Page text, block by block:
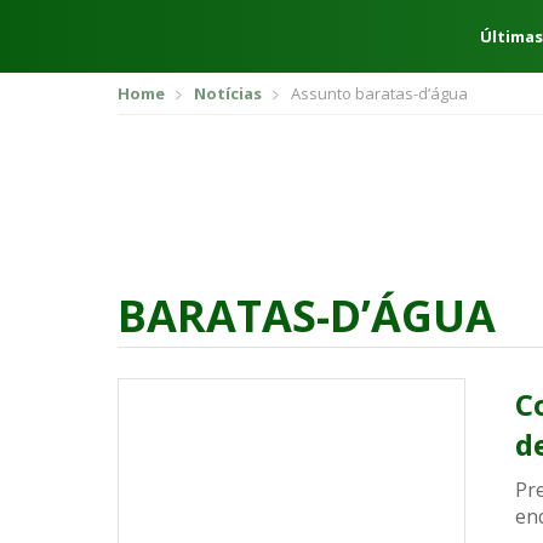
Home Notícias Assunto baratas-d’água
BARATAS-D’ÁGUA